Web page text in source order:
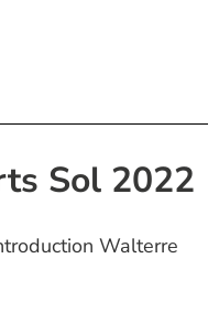
Sol 2022
Walterre